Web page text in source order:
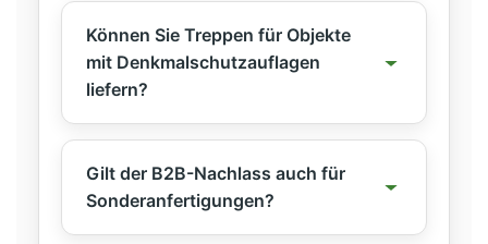
Können Sie Treppen für Objekte
mit Denkmalschutzauflagen
liefern?
Gilt der B2B-Nachlass auch für
Sonderanfertigungen?